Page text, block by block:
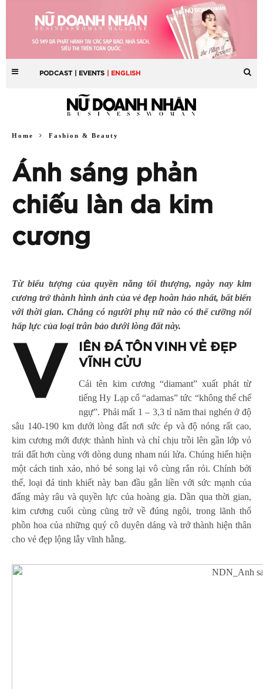
PODCAST | EVENTS | ENGLISH
Home Fashion & Beauty
Ánh sáng phản
chiếu làn da kim
cương
Từ biểu tượng của quyền năng tối thượng, ngày nay kim
cương trở thành hình ảnh của vẻ đẹp hoàn hảo nhất, bất biến
với thời gian. Chẳng có người phụ nữ nào có thể cưỡng nổi
hấp lực của loại trân bảo dưới lòng đất này.
V
IÊN ĐÁ TÔN VINH VẺ ĐẸP
VĨNH CỬU
Cái tên kim cương “diamant” xuất phát từ
tiếng Hy Lạp cổ “adamas” tức “không thể chế
ngự”. Phải mất 1 – 3,3 tỉ năm thai nghén ở độ
sâu 140-190 km dưới lòng đất nơi sức ép và độ nóng rất cao,
kim cương mới được thành hình và chỉ chịu trồi lên gần lớp vỏ
trái đất hơn cùng với dòng dung nham núi lửa. Chúng hiển hiện
một cách tinh xảo, nhỏ bé song lại vô cùng rắn rỏi. Chính bởi
thế, loại đá tinh khiết này ban đầu gắn liền với sức mạnh của
đấng mày râu và quyền lực của hoàng gia. Dần qua thời gian,
kim cương cuối cùng cũng trở về đúng ngôi, trong lãnh thổ
phồn hoa của những quý cô duyên dáng và trở thành hiện thân
cho vẻ đẹp lộng lẫy vĩnh hằng.